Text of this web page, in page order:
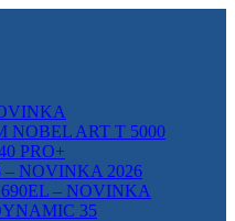
NOBEL ART T 5000
PRO+
– NOVINKA 2026
– NOVINKA
35